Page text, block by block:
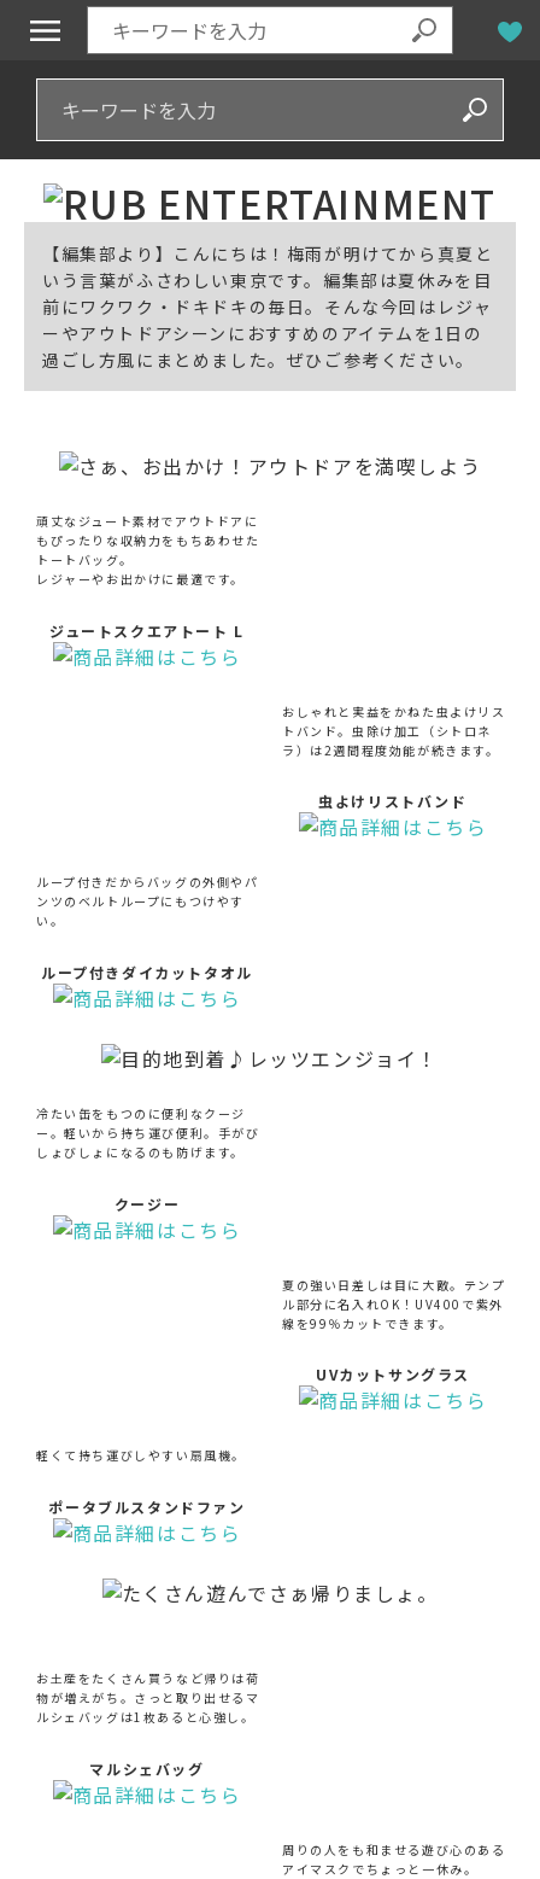
【編集部より】こんにちは！梅雨が明けてから真夏と
いう言葉がふさわしい東京です。編集部は夏休みを目
前にワクワク・ドキドキの毎日。そんな今回はレジャ
ーやアウトドアシーンにおすすめのアイテムを1日の
過ごし方風にまとめました。ぜひご参考ください。
頑丈なジュート素材でアウトドアに
もぴったりな収納力をもちあわせた
トートバッグ。
レジャーやお出かけに最適です。
ジュートスクエアトート L
おしゃれと実益をかねた虫よけリス
トバンド。虫除け加工（シトロネ
ラ）は2週間程度効能が続きます。
虫よけリストバンド
ループ付きだからバッグの外側やパ
ンツのベルトループにもつけやす
い。
ループ付きダイカットタオル
冷たい缶をもつのに便利なクージ
ー。軽いから持ち運び便利。手がび
しょびしょになるのも防げます。
クージー
夏の強い日差しは目に大敵。テンプ
ル部分に名入れOK！UV400で紫外
線を99％カットできます。
UVカットサングラス
軽くて持ち運びしやすい扇風機。
ポータブルスタンドファン
お土産をたくさん買うなど帰りは荷
物が増えがち。さっと取り出せるマ
ルシェバッグは1枚あると心強し。
マルシェバッグ
周りの人をも和ませる遊び心のある
アイマスクでちょっと一休み。